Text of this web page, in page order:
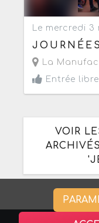
Le mercredi 3
La
Entrée libre
VOIR